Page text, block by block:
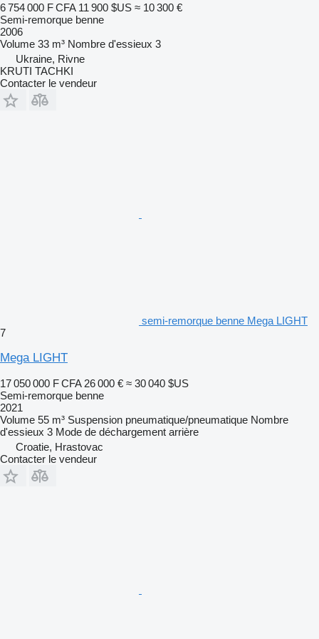
6 754 000 F CFA 11 900 $US ≈ 10 300 €
Semi-remorque benne
2006
Volume 33 m³ Nombre d'essieux 3
Ukraine, Rivne
KRUTI TACHKI
Contacter le vendeur
semi-remorque benne Mega LIGHT
7
Mega LIGHT
17 050 000 F CFA 26 000 € ≈ 30 040 $US
Semi-remorque benne
2021
Volume 55 m³ Suspension pneumatique/pneumatique Nombre
d'essieux 3 Mode de déchargement arrière
Croatie, Hrastovac
Contacter le vendeur